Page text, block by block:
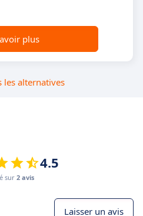
plus
les alternatives
4.5
sur 2 avis
Laisser un avis